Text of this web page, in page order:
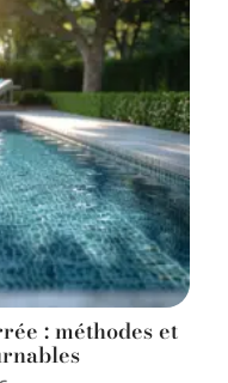
: méthodes et